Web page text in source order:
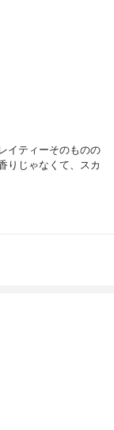
イティーそのものの
りじゃなくて、スカ